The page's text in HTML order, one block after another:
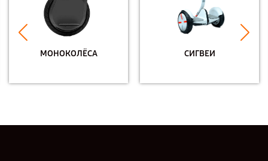
МОНОКОЛЁСА СИГВЕИ